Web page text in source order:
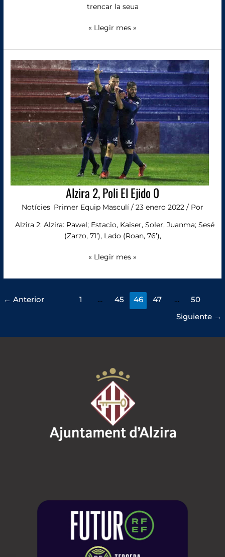
trencar la seua
« Llegir mes »
Alzira 2, Poli El Ejido 0
Notícies Primer Equip Masculí / 23 enero 2022 / Por
Alzira 2: Alzira: Pawel; Estacio, Kaiser, Soler, Juanma; Sesé
(Zarzo, 71’), Lado (Roan, 76’),
2,
Poli
El
Ejido
0
« Llegir mes »
← Anterior 1 … 45 46 47 …
50
Siguiente →